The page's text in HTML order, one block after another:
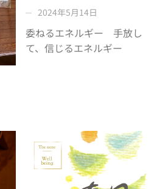
2024年5月14日
委ねるエネルギー 手放し
て、信じるエネルギー